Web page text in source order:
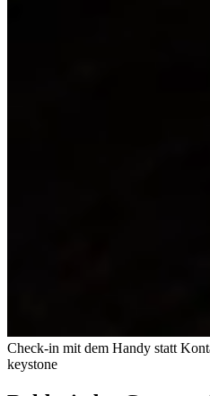
Check-in mit dem Handy statt
keystone